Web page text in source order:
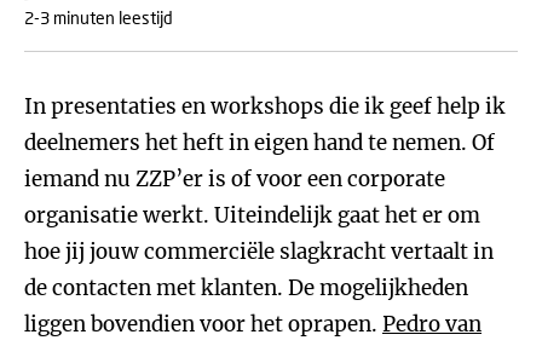
2-3 minuten leestijd
In presentaties en workshops die ik geef help ik
deelnemers het heft in eigen hand te nemen. Of
iemand nu ZZP’er is of voor een corporate
organisatie werkt. Uiteindelijk gaat het er om
hoe jij jouw commerciële slagkracht vertaalt in
de contacten met klanten. De mogelijkheden
liggen bovendien voor het oprapen. Pedro van